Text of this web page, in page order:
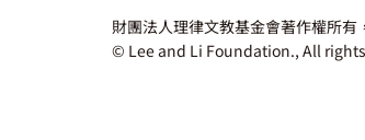
財團法人理律文教基金會著作權所
© Lee and Li Foundation., All